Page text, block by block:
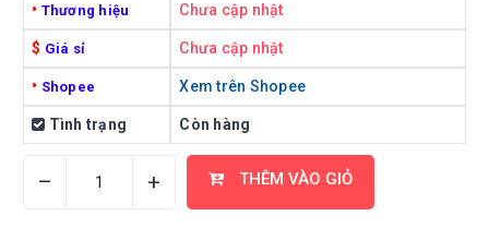
• Thương hiệu Chưa cập nhật
$ Giá sỉ Chưa cập nhật
• Shopee Xem trên Shopee
Tình trạng Còn hàng
– + THÊM VÀO GIỎ